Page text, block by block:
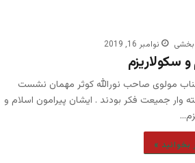
نوامبر 16, 2019
سکولاریزم
مولوی صاحب نورالله کوثر مهمان نشست
وار جمیعت فکر بودند . ایشان پیرامون اسلام و
بخوانید »